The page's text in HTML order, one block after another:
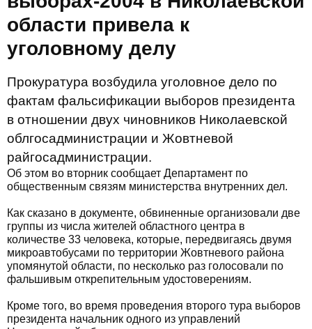
области привела к
уголовному делу
Прокуратура возбудила уголовное дело по
фактам фальсификации выборов президента
в отношении двух чиновников Николаевской
облгосадминистрации и Жовтневой
райгосадминистрации.
Об этом во вторник сообщает Департамент по
общественным связям министерства внутренних дел.
Как сказано в документе, обвиненные организовали две
группы из числа жителей областного центра в
количестве 33 человека, которые, передвигаясь двумя
микроавтобусами по территории Жовтневого района
упомянутой области, по несколько раз голосовали по
фальшивым открепительным удостоверениям.
Кроме того, во время проведения второго тура выборов
президента начальник одного из управлений